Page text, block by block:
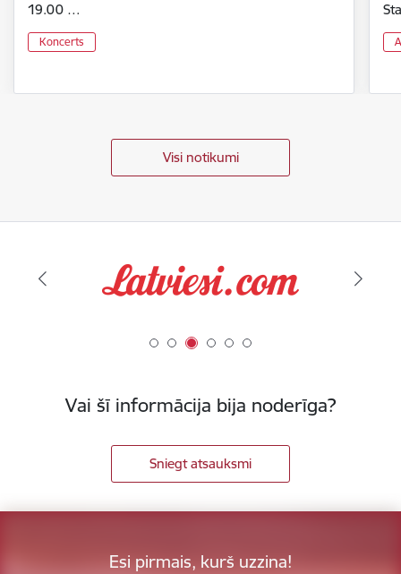
19.00 …
Koncerts
Visi notikumi
Vai šī informācija bija noderīga?
Sniegt atsauksmi
Esi pirmais, kurš uzzina!